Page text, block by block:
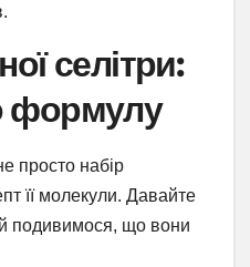
селітри:
формулу
просто набір
її молекули. Давайте
подивимося, що вони